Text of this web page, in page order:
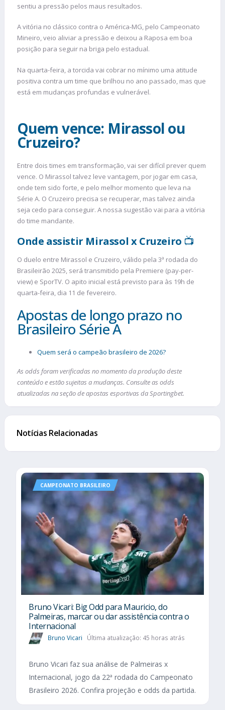
sentiu a pressão pelos maus resultados.
A vitória no clássico contra o América-MG, pelo Campeonato
Mineiro, veio aliviar a pressão e deixou a Raposa em boa
posição para seguir na briga pelo estadual.
Na quarta-feira, a torcida vai cobrar no mínimo uma atitude
positiva contra um time que brilhou no ano passado, mas que
está em mudanças profundas e vulnerável.
Quem vence: Mirassol ou
Cruzeiro?
Entre dois times em transformação, vai ser difícil prever quem
vence. O Mirassol talvez leve vantagem, por jogar em casa,
onde tem sido forte, e pelo melhor momento que leva na
Série A. O Cruzeiro precisa se recuperar, mas talvez ainda
seja cedo para conseguir. A nossa sugestão vai para a vitória
do time mandante.
Onde assistir Mirassol x Cruzeiro 📺
O duelo entre Mirassol e Cruzeiro, válido pela 3ª rodada do
Brasileirão 2025, será transmitido pela Premiere (pay-per-
view) e SporTV. O apito inicial está previsto para às 19h de
quarta-feira, dia 11 de fevereiro.
Apostas de longo prazo no
Brasileiro Série A
Quem será o campeão brasileiro de 2026?
As odds foram verificadas no momento da produção deste
conteúdo e estão sujeitas a mudanças. Consulte as odds
atualizadas na seção de apostas esportivas da Sportingbet.
Notícias Relacionadas
CAMPEONATO BRASILEIRO
Bruno Vicari: Big Odd para Mauricio, do
Palmeiras, marcar ou dar assistência contra o
Internacional
Bruno Vicari Última atualização: 45 horas atrás
Bruno Vicari faz sua análise de Palmeiras x
Internacional, jogo da 22ª rodada do Campeonato
Brasileiro 2026. Confira projeção e odds da partida.